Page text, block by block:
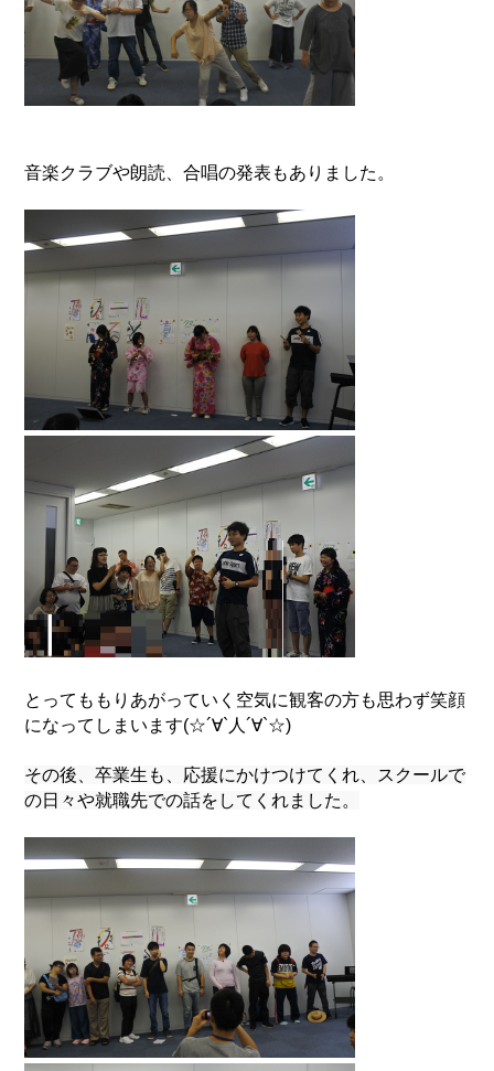
音楽クラブや朗読、合唱の発表もありました。
とってももりあがっていく空気に観客の方も思わず笑顔
になってしまいます(☆´∀`人´∀`☆)
その後、卒業生も、応援にかけつけてくれ、スクールで
の日々や就職先での話をしてくれました。